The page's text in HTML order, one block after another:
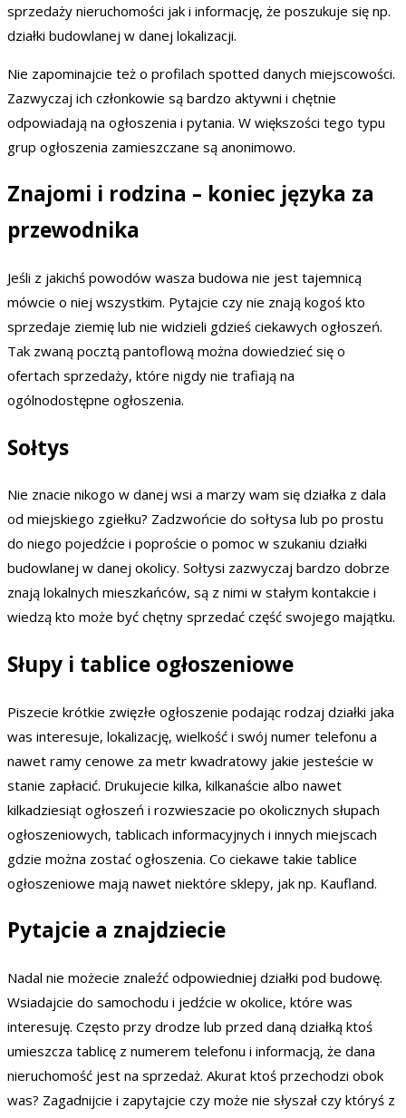
sprzedaży nieruchomości jak i informację, że poszukuje się np.
działki budowlanej w danej lokalizacji.
Nie zapominajcie też o profilach spotted danych miejscowości.
Zazwyczaj ich członkowie są bardzo aktywni i chętnie
odpowiadają na ogłoszenia i pytania. W większości tego typu
grup ogłoszenia zamieszczane są anonimowo.
Znajomi i rodzina – koniec języka za
przewodnika
Jeśli z jakichś powodów wasza budowa nie jest tajemnicą
mówcie o niej wszystkim. Pytajcie czy nie znają kogoś kto
sprzedaje ziemię lub nie widzieli gdzieś ciekawych ogłoszeń.
Tak zwaną pocztą pantoflową można dowiedzieć się o
ofertach sprzedaży, które nigdy nie trafiają na
ogólnodostępne ogłoszenia.
Sołtys
Nie znacie nikogo w danej wsi a marzy wam się działka z dala
od miejskiego zgiełku? Zadzwońcie do sołtysa lub po prostu
do niego pojedźcie i poproście o pomoc w szukaniu działki
budowlanej w danej okolicy. Sołtysi zazwyczaj bardzo dobrze
znają lokalnych mieszkańców, są z nimi w stałym kontakcie i
wiedzą kto może być chętny sprzedać część swojego majątku.
Słupy i tablice ogłoszeniowe
Piszecie krótkie zwięzłe ogłoszenie podając rodzaj działki jaka
was interesuje, lokalizację, wielkość i swój numer telefonu a
nawet ramy cenowe za metr kwadratowy jakie jesteście w
stanie zapłacić. Drukujecie kilka, kilkanaście albo nawet
kilkadziesiąt ogłoszeń i rozwieszacie po okolicznych słupach
ogłoszeniowych, tablicach informacyjnych i innych miejscach
gdzie można zostać ogłoszenia. Co ciekawe takie tablice
ogłoszeniowe mają nawet niektóre sklepy, jak np. Kaufland.
Pytajcie a znajdziecie
Nadal nie możecie znaleźć odpowiedniej działki pod budowę.
Wsiadajcie do samochodu i jedźcie w okolice, które was
interesuję. Często przy drodze lub przed daną działką ktoś
umieszcza tablicę z numerem telefonu i informacją, że dana
nieruchomość jest na sprzedaż. Akurat ktoś przechodzi obok
was? Zagadnijcie i zapytajcie czy może nie słyszał czy któryś z